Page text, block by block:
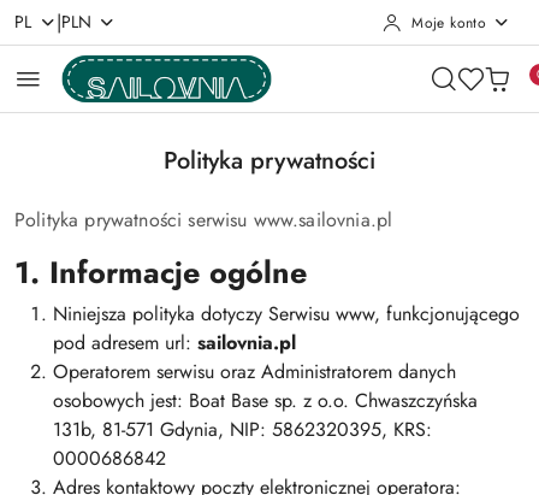
Przejdź do treści głównej
Przejdź do wyszukiwarki
Przejdź do moje konto
Przejdź do menu głównego
Przejdź do stopki
PL |PLN Moje konto
Polityka prywatności
Polityka prywatności serwisu www.sailovnia.pl
1. Informacje ogólne
Niniejsza polityka dotyczy Serwisu www, funkcjonującego
pod adresem url: sailovnia.pl
Operatorem serwisu oraz Administratorem danych
osobowych jest: Boat Base sp. z o.o. Chwaszczyńska
131b, 81-571 Gdynia, NIP: 5862320395, KRS:
0000686842
Adres kontaktowy poczty elektronicznej operatora: